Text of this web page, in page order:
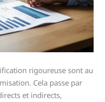
rigoureuse sont au
Cela passe par
et indirects,